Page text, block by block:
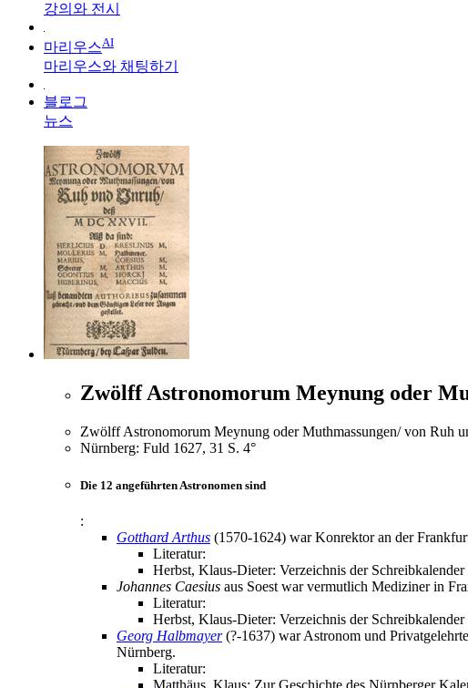
강의와 전시
마리우스AI
마리우스와 채팅하기
블로그
뉴스
Zwölff Astronomorum Meynung oder
Zwölff Astronomorum Meynung oder Muthmassungen/ von Ruh
Nürnberg: Fuld 1627, 31 S. 4°
Die 12 angeführten Astronomen sind
:
Gotthard Arthus (1570-1624) war Konrektor an der
Literatur:
Herbst, Klaus-Dieter: Verzeichnis der
Johannes Caesius aus Soest war vermutlich Mediziner in
Literatur:
Herbst, Klaus-Dieter: Verzeichnis der
Georg Halbmayer(?-1637) war Astronom und
Nürnberg.
Literatur: